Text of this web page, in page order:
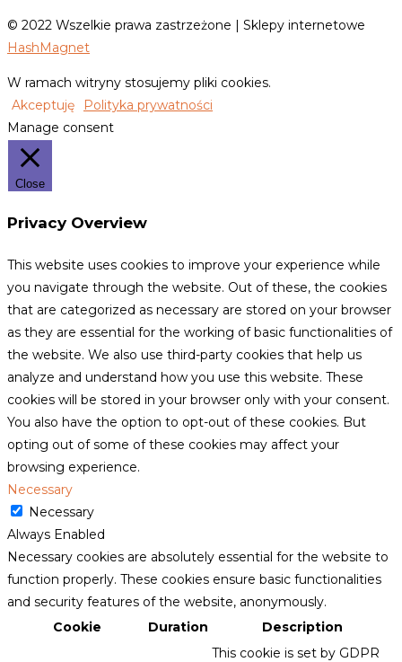
© 2022 Wszelkie prawa zastrzeżone | Sklepy internetowe
HashMagnet
W ramach witryny stosujemy pliki cookies.
Akceptuję
Polityka prywatności
Manage consent
Close
Privacy Overview
This website uses cookies to improve your experience while
you navigate through the website. Out of these, the cookies
that are categorized as necessary are stored on your browser
as they are essential for the working of basic functionalities of
the website. We also use third-party cookies that help us
analyze and understand how you use this website. These
cookies will be stored in your browser only with your consent.
You also have the option to opt-out of these cookies. But
opting out of some of these cookies may affect your
browsing experience.
Necessary
Necessary
Always Enabled
Necessary cookies are absolutely essential for the website to
function properly. These cookies ensure basic functionalities
and security features of the website, anonymously.
Cookie
Duration Description
This cookie is set by GDPR